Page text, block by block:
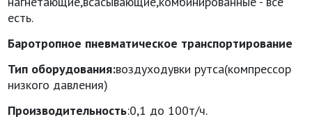
есть.
Баротропное пневматическое транспортирование
Тип оборудования:воздуходувки рутса(компрессор
низкого давления)
Производительность:0,1 до 100т/ч.